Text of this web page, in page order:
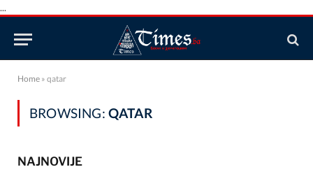
...
Home » qatar
BROWSING: QATAR
NAJNOVIJE